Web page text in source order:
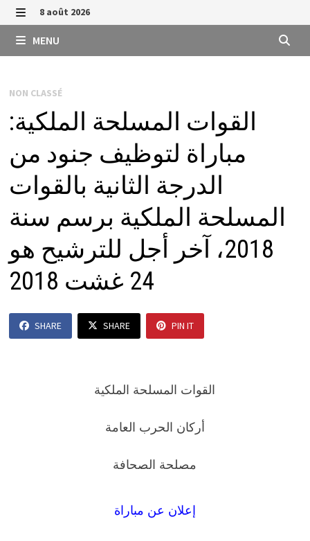
Passer
au
contenu
MENU
8 août 2026
MENU
NON CLASSÉ
القوات المسلحة الملكية:
مباراة لتوظيف جنود من
الدرجة الثانية بالقوات
المسلحة الملكية برسم سنة
2018، آخر أجل للترشيح هو
24 غشت 2018
SHARE SHARE PIN IT
القوات المسلحة الملكية
أركان الحرب العامة
مصلحة الصحافة
إعلان عن مباراة